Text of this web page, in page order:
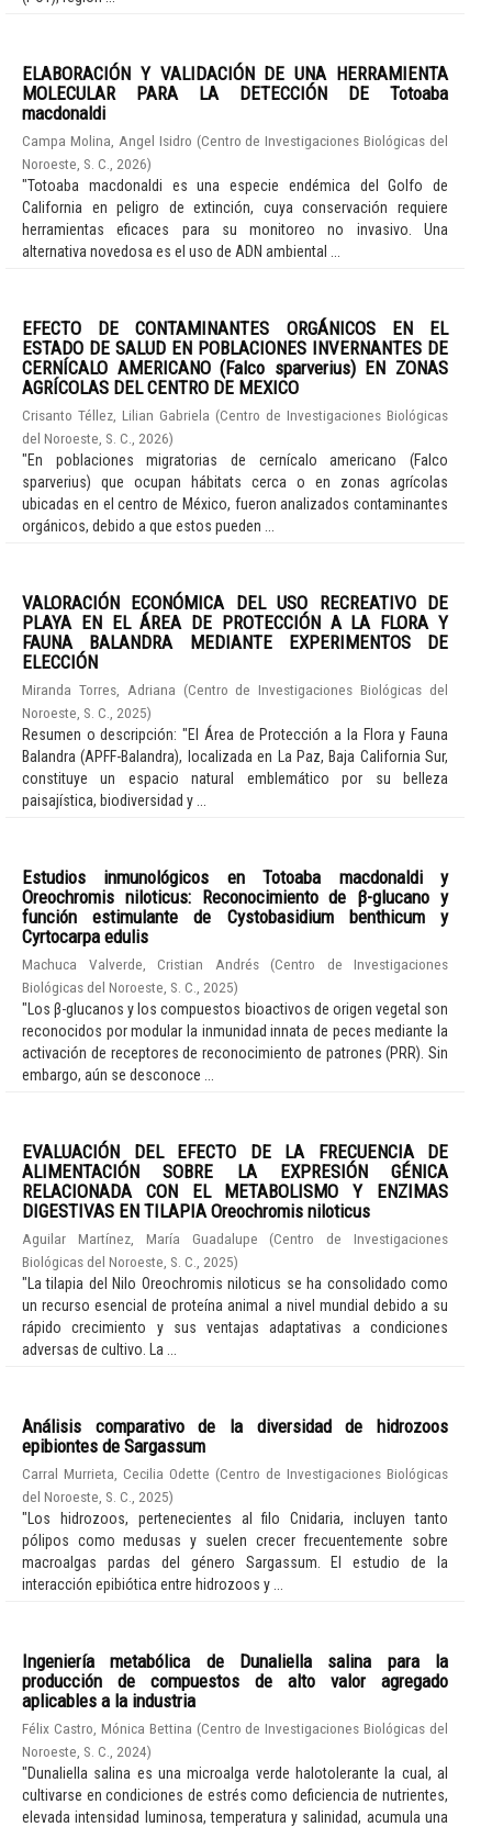
ELABORACIÓN Y VALIDACIÓN DE UNA HERRAMIENTA
MOLECULAR PARA LA DETECCIÓN DE Totoaba
macdonaldi
Campa Molina, Angel Isidro (Centro de Investigaciones Biológicas del
Noroeste, S. C.
2026)
"Totoaba macdonaldi es una especie endémica del Golfo de
California en peligro de extinción, cuya conservación requiere
herramientas eficaces para su monitoreo no invasivo. Una
alternativa novedosa es el uso de ADN ambiental ...
EFECTO DE CONTAMINANTES ORGÁNICOS EN EL
ESTADO DE SALUD EN POBLACIONES INVERNANTES DE
CERNÍCALO AMERICANO (Falco sparverius) EN ZONAS
AGRÍCOLAS DEL CENTRO DE MEXICO
Crisanto Téllez, Lilian Gabriela (Centro de Investigaciones Biológicas
del Noroeste, S. C.
2026)
"En poblaciones migratorias de cernícalo americano (Falco
sparverius) que ocupan hábitats cerca o en zonas agrícolas
ubicadas en el centro de México, fueron analizados contaminantes
orgánicos, debido a que estos pueden ...
VALORACIÓN ECONÓMICA DEL USO RECREATIVO DE
PLAYA EN EL ÁREA DE PROTECCIÓN A LA FLORA Y
FAUNA BALANDRA MEDIANTE EXPERIMENTOS DE
ELECCIÓN
Miranda Torres, Adriana (Centro de Investigaciones Biológicas del
Noroeste, S. C.
2025)
Resumen o descripción: "El Área de Protección a la Flora y Fauna
Balandra (APFF-Balandra), localizada en La Paz, Baja California Sur,
constituye un espacio natural emblemático por su belleza
paisajística, biodiversidad y ...
Estudios inmunológicos en Totoaba macdonaldi y
Oreochromis niloticus: Reconocimiento de β-glucano y
función estimulante de Cystobasidium benthicum y
Cyrtocarpa edulis
Machuca Valverde, Cristian Andrés (Centro de Investigaciones
Biológicas del Noroeste, S. C.
2025)
"Los β-glucanos y los compuestos bioactivos de origen vegetal son
reconocidos por modular la inmunidad innata de peces mediante la
activación de receptores de reconocimiento de patrones (PRR). Sin
embargo, aún se desconoce ...
EVALUACIÓN DEL EFECTO DE LA FRECUENCIA DE
ALIMENTACIÓN SOBRE LA EXPRESIÓN GÉNICA
RELACIONADA CON EL METABOLISMO Y ENZIMAS
DIGESTIVAS EN TILAPIA Oreochromis niloticus
Aguilar Martínez, María Guadalupe (Centro de Investigaciones
Biológicas del Noroeste, S. C.
2025)
"La tilapia del Nilo Oreochromis niloticus se ha consolidado como
un recurso esencial de proteína animal a nivel mundial debido a su
rápido crecimiento y sus ventajas adaptativas a condiciones
adversas de cultivo. La ...
Análisis comparativo de la diversidad de hidrozoos
epibiontes de Sargassum
Carral Murrieta, Cecilia Odette (Centro de Investigaciones Biológicas
del Noroeste, S. C.
2025)
"Los hidrozoos, pertenecientes al filo Cnidaria, incluyen tanto
pólipos como medusas y suelen crecer frecuentemente sobre
macroalgas pardas del género Sargassum. El estudio de la
interacción epibiótica entre hidrozoos y ...
Ingeniería metabólica de Dunaliella salina para la
producción de compuestos de alto valor agregado
aplicables a la industria
Félix Castro, Mónica Bettina (Centro de Investigaciones Biológicas del
Noroeste, S. C.
2024)
"Dunaliella salina es una microalga verde halotolerante la cual, al
cultivarse en condiciones de estrés como deficiencia de nutrientes,
elevada intensidad luminosa, temperatura y salinidad, acumula una